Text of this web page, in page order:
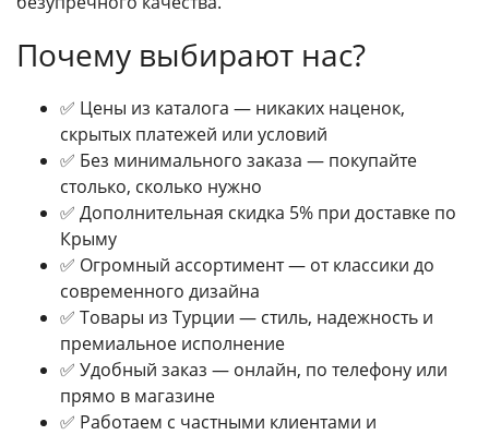
Почему выбирают нас?
✅ Цены из каталога — никаких наценок,
скрытых платежей или условий
✅ Без минимального заказа — покупайте
столько, сколько нужно
✅ Дополнительная скидка 5% при доставке по
Крыму
✅ Огромный ассортимент — от классики до
современного дизайна
✅ Товары из Турции — стиль, надежность и
премиальное исполнение
✅ Удобный заказ — онлайн, по телефону или
прямо в магазине
✅ Работаем с частными клиентами и